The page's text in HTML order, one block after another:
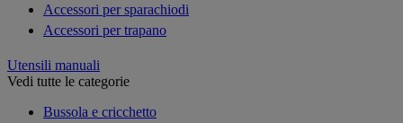
Accessori per sparachiodi
Accessori per trapano
Utensili manuali
Vedi tutte le categorie
Bussola e cricchetto